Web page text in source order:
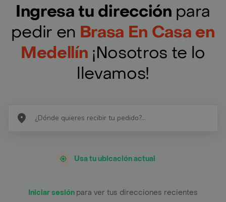
Ingresa tu dirección para
pedir en Brasa En Casa en
Medellín ¡Nosotros te lo
llevamos!
Usa tu ubicación actual
Iniciar sesión para ver tus direcciones recientes